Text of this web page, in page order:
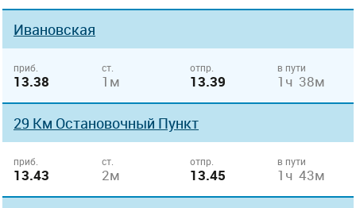
Ивановская
приб.
13.38
ст.
1м
отпр.
13.39
в пути
1ч 38м
29 Км Остановочный Пункт
приб.
13.43
ст.
2м
отпр.
13.45
в пути
1ч 43м